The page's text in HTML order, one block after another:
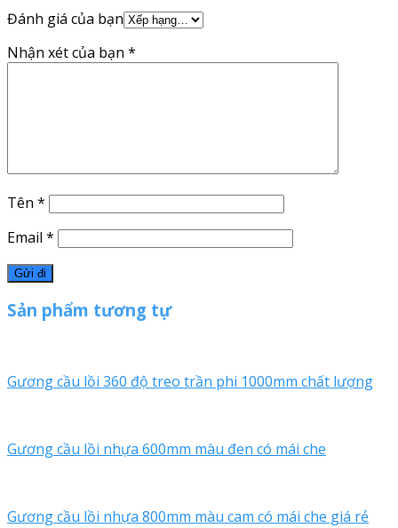
Đánh giá của bạn
Nhận xét của bạn *
Tên *
Email *
Sản phẩm tương tự
Gương cầu lồi 360 độ treo trần phi 1000mm chất lượng
Gương cầu lồi nhựa 600mm màu đen có mái che
Gương cầu lồi nhựa 800mm màu cam có mái che giá rẻ